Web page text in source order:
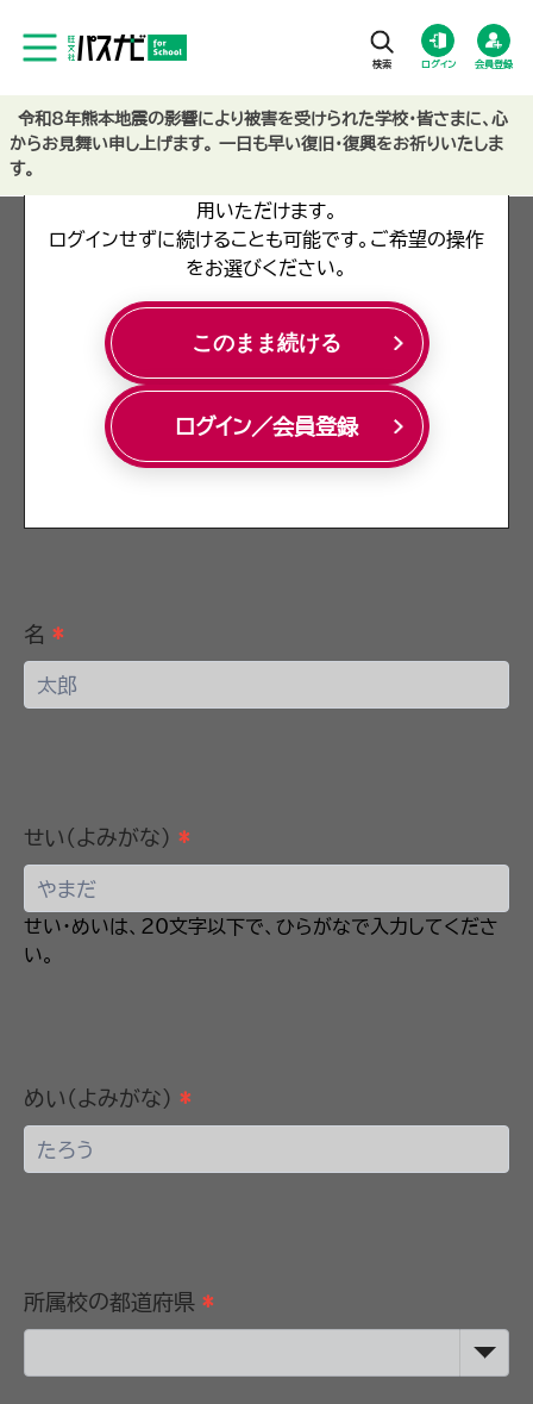
ログイン 会員登録
ログイン／会員登録のご案内
用いただけます。
ログインせずに続けることも可能です。ご希望の操作
をお選びください。
このまま続ける
ログイン／会員登録
データ利用申請フォーム
ン
レ
ー
姓・名は、20文字以下で入力してください。数字や記号は
名 *
せい(よみがな) *
せい・めいは、20文字以下で、ひらがなで入力してくださ
い。
めい(よみがな) *
所属校の都道府県 *
令和8年熊本地震の影響により被害を受けられた学校・皆さまに、心
からお見舞い申し上げます。 一日も早い復旧・復興をお祈りいたしま
す。